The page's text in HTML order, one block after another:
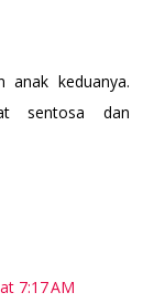
anak keduanya.
sentosa dan
7:17 AM